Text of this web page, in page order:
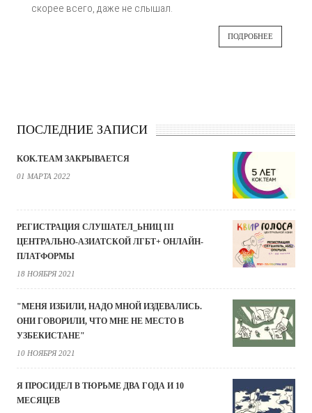
скорее всего, даже не слышал.
ПОДРОБНЕЕ
ПОСЛЕДНИЕ ЗАПИСИ
KOK.TEAM ЗАКРЫВАЕТСЯ
01 МАРТА 2022
РЕГИСТРАЦИЯ СЛУШАТЕЛ_ЬНИЦ III
ЦЕНТРАЛЬНО-АЗИАТСКОЙ ЛГБТ+ ОНЛАЙН-
ПЛАТФОРМЫ
18 НОЯБРЯ 2021
"МЕНЯ ИЗБИЛИ, НАДО МНОЙ ИЗДЕВАЛИСЬ.
ОНИ ГОВОРИЛИ, ЧТО МНЕ НЕ МЕСТО В
УЗБЕКИСТАНЕ"
10 НОЯБРЯ 2021
Я ПРОСИДЕЛ В ТЮРЬМЕ ДВА ГОДА И 10
МЕСЯЦЕВ